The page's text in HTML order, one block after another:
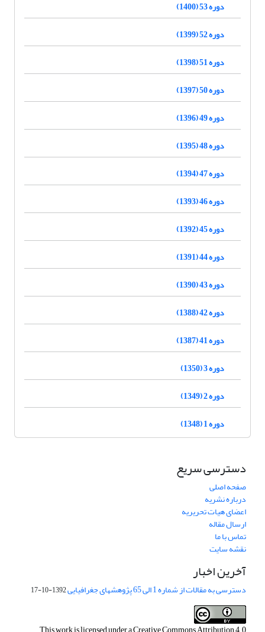
دوره 53 (1400)
دوره 52 (1399)
دوره 51 (1398)
دوره 50 (1397)
دوره 49 (1396)
دوره 48 (1395)
دوره 47 (1394)
دوره 46 (1393)
دوره 45 (1392)
دوره 44 (1391)
دوره 43 (1390)
دوره 42 (1388)
دوره 41 (1387)
دوره 3 (1350)
دوره 2 (1349)
دوره 1 (1348)
دسترسی سریع
صفحه اصلی
درباره نشریه
اعضای هیات تحریریه
ارسال مقاله
تماس با ما
نقشه سایت
آخرین اخبار
دسترسی به مقالات از شماره 1 الی 65 پژوهشهای جغرافیایی 1392-10-17